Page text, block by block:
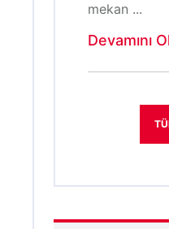
mekan ...
Devamını